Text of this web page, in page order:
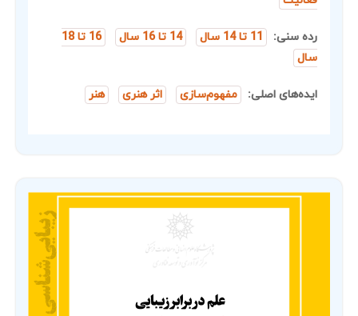
رده سنی: 11 تا 14 سال 14 تا 16 سال
16 تا 18
سال
ایده‌های اصلی: مفهوم‌سازی اثر هنری هنر